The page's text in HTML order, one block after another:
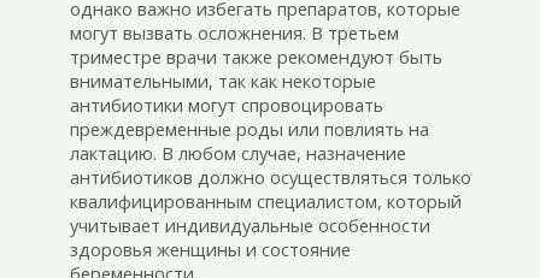
однако важно избегать препаратов, которые
могут вызвать осложнения. В третьем
триместре врачи также рекомендуют быть
внимательными, так как некоторые
антибиотики могут спровоцировать
преждевременные роды или повлиять на
лактацию. В любом случае, назначение
антибиотиков должно осуществляться только
квалифицированным специалистом, который
учитывает индивидуальные особенности
здоровья женщины и состояние
беременности.